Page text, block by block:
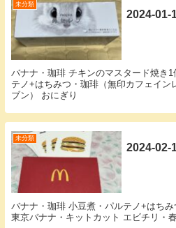
未分類
2024-01-
バナナ・珈琲 チキンのマスタード焼き
テノ+はちみつ・珈琲（無印カフェイン
ブン） おにぎり
未分類
2024-02-
バナナ・珈琲 小豆煮・パルテノ+はち
東京バナナ・キットカット エビチリ・